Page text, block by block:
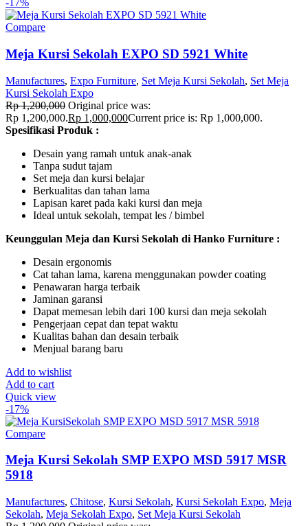
-17%
Compare
Meja Kursi Sekolah EXPO SD 5921 White
Manufactures, Expo Furniture, Set Meja Kursi Sekolah, Set Meja
Kursi Sekolah Expo
Rp1,200,000 Original price was:
Rp 1,200,000.Rp 1,000,000Current price is: Rp 1,000,000.
Spesifikasi Produk :
Desain yang ramah untuk anak-anak
Tanpa sudut tajam
Set meja dan kursi belajar
Berkualitas dan tahan lama
Lapisan karet pada kaki kursi dan meja
Ideal untuk sekolah, tempat les / bimbel
Keunggulan Meja dan Kursi Sekolah di Hanko Furniture :
Desain ergonomis
Cat tahan lama, karena menggunakan powder coating
Penawaran harga terbaik
Jaminan garansi
Dapat memesan lebih dari 100 kursi dan meja sekolah
Pengerjaan cepat dan tepat waktu
Kualitas bahan dan desain terbaik
Menjual barang baru
Add to wishlist
Add to cart
Quick view
-17%
Compare
Meja Kursi Sekolah SMP EXPO MSD 5917 MSR
5918
Manufactures, Chitose, Kursi Sekolah, Kursi Sekolah Expo, Meja
Sekolah, Meja Sekolah Expo, Set Meja Kursi Sekolah